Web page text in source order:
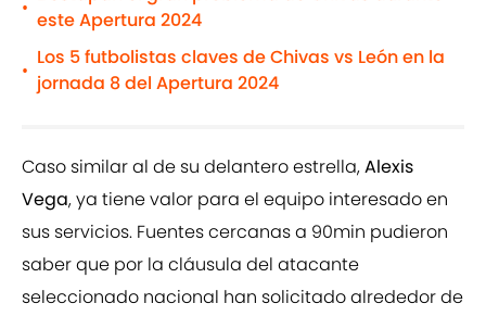
• este Apertura 2024
•
Los 5 futbolistas claves de Chivas vs León en la
jornada 8 del Apertura 2024
Caso similar al de su delantero estrella,Alexis
Vega, ya tiene valor para el equipo interesado en
sus servicios. Fuentes cercanas a 90min pudieron
saber que por la cláusula del atacante
seleccionado nacional han solicitado alrededor de